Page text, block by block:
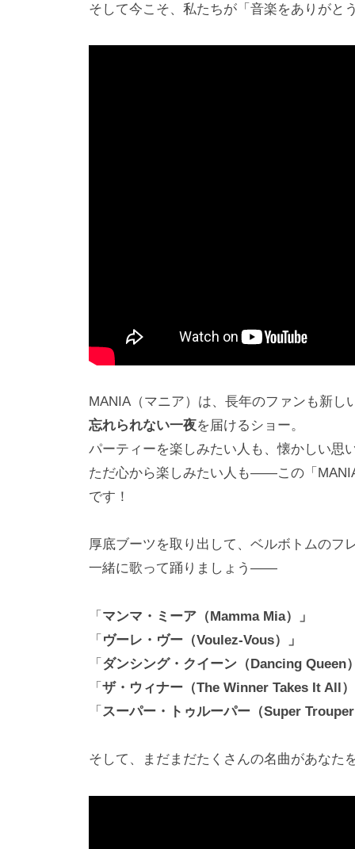
そして今こそ、私たちが「音楽をありがと
MANIA（マニア）は、長年のファンも新し
忘れられない一夜を届けるショー。
パーティーを楽しみたい人も、懐かしい思
ただ心から楽しみたい人も――この「
です！
厚底ブーツを取り出して、ベルボトムのフ
一緒に歌って踊りましょう――
「 マンマ・ミーア（Mamma Mia）」
「 ヴーレ・ヴー（Voulez-Vous）」
「 ダンシング・クイーン（Dancing Queen
「 ザ・ウィナー（The Winner Takes It All）
「 スーパー・トゥルーパー（Super Trouper
そして、まだまだたくさんの名曲があなた